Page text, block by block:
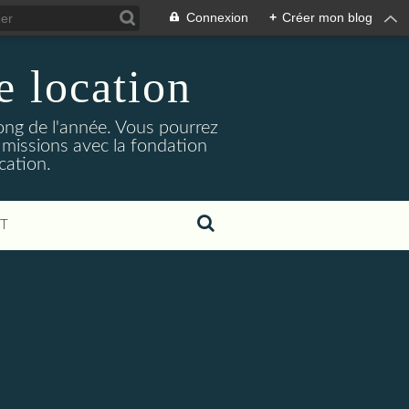
Connexion + Créer mon blog
location
de l'année. Vous pourrez
avec la fondation